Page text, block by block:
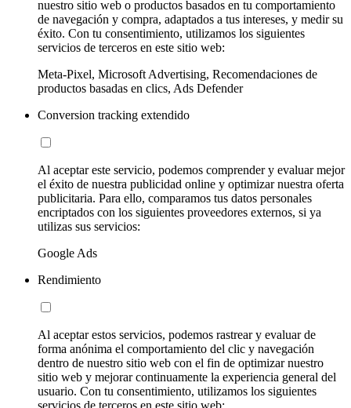
nuestro sitio web o productos basados en tu comportamiento
de navegación y compra, adaptados a tus intereses, y medir su
éxito. Con tu consentimiento, utilizamos los siguientes
servicios de terceros en este sitio web:
Meta-Pixel, Microsoft Advertising, Recomendaciones de
productos basadas en clics, Ads Defender
Conversion tracking extendido
Al aceptar este servicio, podemos comprender y evaluar mejor
el éxito de nuestra publicidad online y optimizar nuestra oferta
publicitaria. Para ello, comparamos tus datos personales
encriptados con los siguientes proveedores externos, si ya
utilizas sus servicios:
Google Ads
Rendimiento
Al aceptar estos servicios, podemos rastrear y evaluar de
forma anónima el comportamiento del clic y navegación
dentro de nuestro sitio web con el fin de optimizar nuestro
sitio web y mejorar continuamente la experiencia general del
usuario. Con tu consentimiento, utilizamos los siguientes
servicios de terceros en este sitio web: